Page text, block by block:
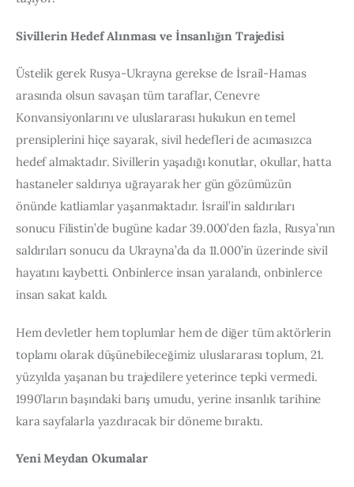
Sivillerin Hedef Alınması ve İnsanlığın Trajedisi
Üstelik gerek Rusya-Ukrayna gerekse de İsrail-Hamas
arasında olsun savaşan tüm taraflar, Cenevre
Konvansiyonlarını ve uluslararası hukukun en temel
prensiplerini hiçe sayarak, sivil hedefleri de acımasızca
hedef almaktadır. Sivillerin yaşadığı konutlar, okullar, hatta
hastaneler saldırıya uğrayarak her gün gözümüzün
önünde katliamlar yaşanmaktadır. İsrail’in saldırıları
sonucu Filistin’de bugüne kadar 39.000’den fazla, Rusya’nın
saldırıları sonucu da Ukrayna’da da 11.000’in üzerinde sivil
hayatını kaybetti. Onbinlerce insan yaralandı, onbinlerce
insan sakat kaldı.
Hem devletler hem toplumlar hem de diğer tüm aktörlerin
toplamı olarak düşünebileceğimiz uluslararası toplum, 21.
yüzyılda yaşanan bu trajedilere yeterince tepki vermedi.
1990’ların başındaki barış umudu, yerine insanlık tarihine
kara sayfalarla yazdıracak bir döneme bıraktı.
Yeni Meydan Okumalar